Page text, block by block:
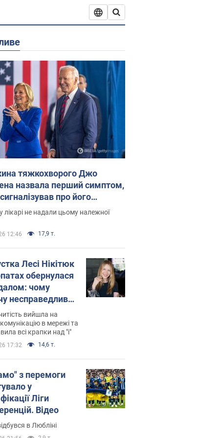
тяжкохворого Джо
назвала перший симптом,
про його
рак
лікарі не надали цьому належної
12:46 17,9 т.
Лесі Нікітюк
обернулася
чому
несправедливо
вийшла на
в мережі та
всі крапки над "і"
17:32 14,6 т.
з перемоги
у
Ліги
Відео
в Любліні